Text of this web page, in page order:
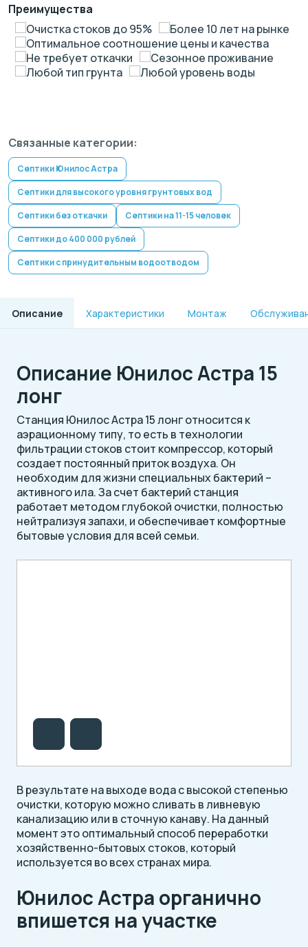
Преимущества
Очистка стоков до 95%
Более 10 лет на рынке
Оптимальное соотношение цены и качества
Не требует откачки
Сезонное проживание
Любой тип грунта
Любой уровень воды
Связанные категории:
Септики Юнилос Астра
Септики для высокого уровня грунтовых вод
Септики без откачки
Септики на 11-15 человек
Септики до 400 000 рублей
Септики с принудительным водоотводом
Описание Характеристики Монтаж
Описание Юнилос Астра 15
лонг
Станция Юнилос Астра 15 лонг относится к
аэрационному типу, то есть в технологии
фильтрации стоков стоит компрессор, который
создает постоянный приток воздуха. Он
необходим для жизни специальных бактерий –
активного ила. За счет бактерий станция
работает методом глубокой очистки, полностью
нейтрализуя запахи, и обеспечивает комфортные
бытовые условия для всей семьи.
В результате на выходе вода с высокой степенью
очистки, которую можно сливать в ливневую
канализацию или в сточную канаву. На данный
момент это оптимальный способ переработки
хозяйственно-бытовых стоков, который
используется во всех странах мира.
Юнилос Астра органично
впишется на участке